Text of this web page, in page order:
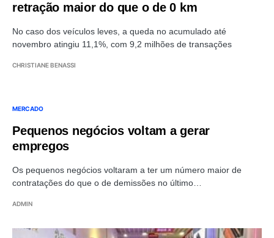
retração maior do que o de 0 km
No caso dos veículos leves, a queda no acumulado até
novembro atingiu 11,1%, com 9,2 milhões de transações
CHRISTIANE BENASSI
MERCADO
Pequenos negócios voltam a gerar
empregos
Os pequenos negócios voltaram a ter um número maior de
contratações do que o de demissões no último…
ADMIN